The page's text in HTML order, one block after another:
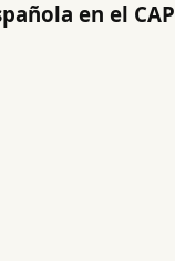
en el CAP